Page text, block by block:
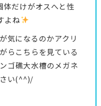
体だけがオスへと性
よね
気になるのかアクリ
らこちらを見ている
礁大水槽のメガネ
い(^^)/